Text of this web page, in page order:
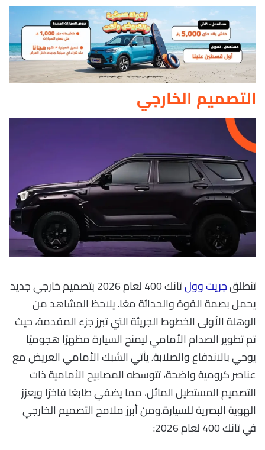
التصميم الخارجي
تنطلقجريت وول
تانك 400 لعام 2026 بتصميم خارجي جديد
يحمل بصمة القوة والحداثة معًا. يلاحظ المشاهد من
الوهلة الأولى الخطوط الجريئة التي تبرز جزء المقدمة، حيث
تم تطوير الصدام الأمامي ليمنح السيارة مظهرًا هجوميًا
يوحي بالاندفاع والصلابة. يأتي الشبك الأمامي العريض مع
عناصر كرومية واضحة، تتوسطه المصابيح الأمامية ذات
التصميم المستطيل المائل، مما يضفي طابعًا فاخرًا ويعزز
الهوية البصرية للسيارة.ومن أبرز ملامح التصميم الخارجي
في تانك 400 لعام 2026: